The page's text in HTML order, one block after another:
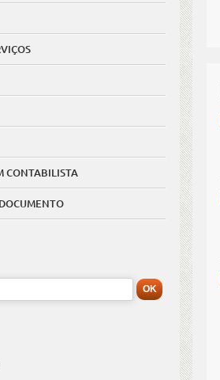
CONTABILISTA